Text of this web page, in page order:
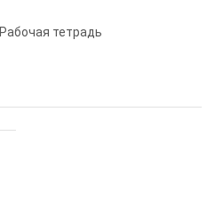
Рабочая тетрадь